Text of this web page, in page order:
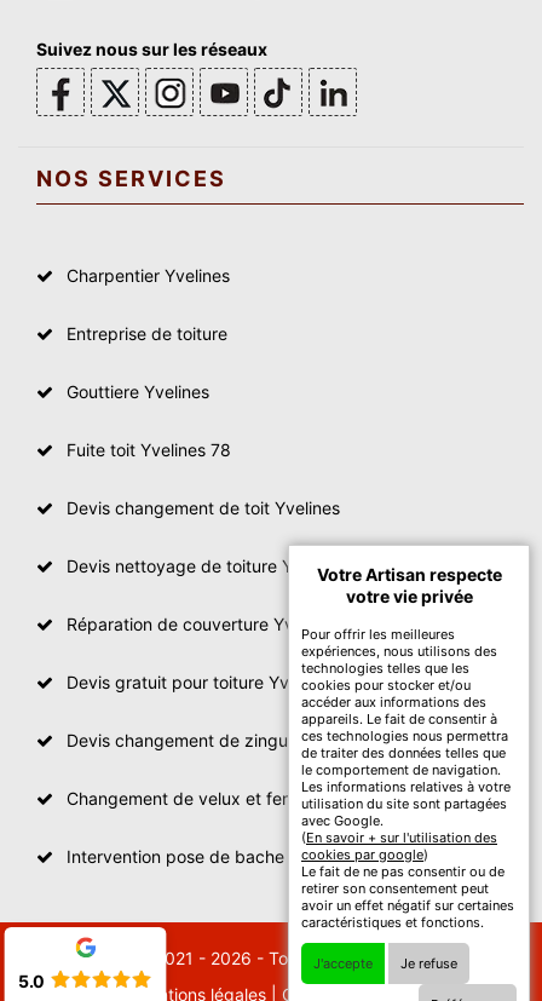
Suivez nous sur les réseaux
NOS SERVICES
Charpentier Yvelines
Entreprise de toiture
Gouttiere Yvelines
Fuite toit Yvelines 78
Devis changement de toit Yvelines
Devis nettoyage de toiture Yvelines
Réparation de couverture Yvelines
Devis gratuit pour toiture Yvelines
Devis changement de zinguerie Yvelines
Changement de velux et fenêtre de toit Yvelines
Intervention pose de bache sur toit Yvelines
© 2021 - 2026 - Tout droit réservé
Mentions légales| Contactez-nous
Votre Artisan respecte
votre vie privée
Pour offrir les meilleures
expériences, nous utilisons des
technologies telles que les
cookies pour stocker et/ou
accéder aux informations des
appareils. Le fait de consentir à
ces technologies nous permettra
de traiter des données telles que
le comportement de navigation.
Les informations relatives à votre
utilisation du site sont partagées
avec Google.
(En savoir + sur l'utilisation des
cookies par google)
Le fait de ne pas consentir ou de
retirer son consentement peut
avoir un effet négatif sur certaines
caractéristiques et fonctions.
J'accepte Je refuse
5.0